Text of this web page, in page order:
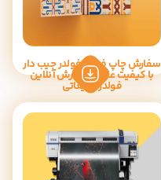
سفارش چاپ فوری فولدر جیب‌ دار
با کیفیت عالی | سفارش آنلاین
فولدر تبلیغاتی